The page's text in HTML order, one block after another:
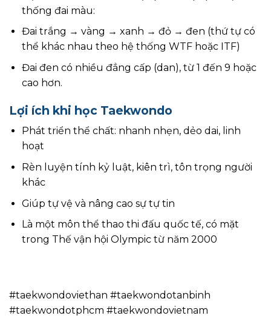
thống đai màu:
Đai trắng → vàng → xanh → đỏ → đen (thứ tự có
thể khác nhau theo hệ thống WTF hoặc ITF)
Đai đen có nhiều đẳng cấp (dan), từ 1 đến 9 hoặc
cao hơn.
Lợi ích khi học Taekwondo
Phát triển thể chất: nhanh nhẹn, dẻo dai, linh
hoạt
Rèn luyện tính kỷ luật, kiên trì, tôn trọng người
khác
Giúp tự vệ và nâng cao sự tự tin
Là một môn thể thao thi đấu quốc tế, có mặt
trong Thế vận hội Olympic từ năm 2000
#taekwondoviethan #taekwondotanbinh
#taekwondotphcm #taekwondovietnam